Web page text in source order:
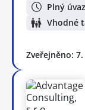
Plný
Vhodné
Zveřejněno: